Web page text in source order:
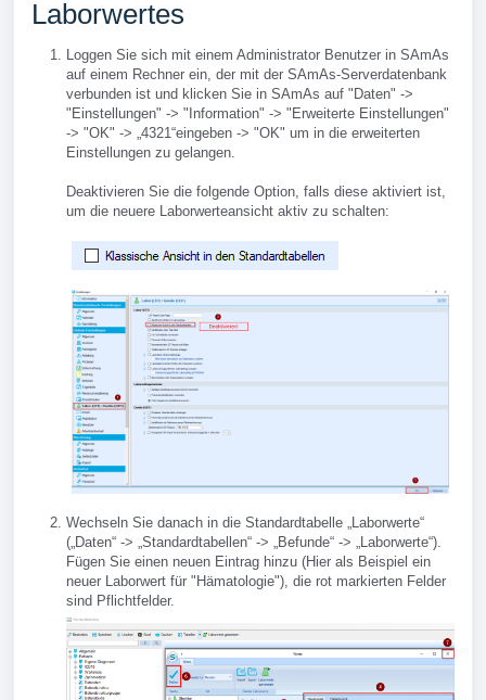
Laborwertes
Loggen Sie sich mit einem Administrator Benutzer in SAmAs
auf einem Rechner ein, der mit der SAmAs-Serverdatenbank
verbunden ist und klicken Sie in SAmAs auf "Daten" ->
"Einstellungen" -> "Information" -> "Erweiterte Einstellungen"
-> "OK" -> „4321“eingeben -> "OK" um in die erweiterten
Einstellungen zu gelangen.
Deaktivieren Sie die folgende Option, falls diese aktiviert ist,
um die neuere Laborwerteansicht aktiv zu schalten:
Wechseln Sie danach in die Standardtabelle „Laborwerte“
(„Daten“ -> „Standardtabellen“ -> „Befunde“ -> „Laborwerte“).
Fügen Sie einen neuen Eintrag hinzu (Hier als Beispiel ein
neuer Laborwert für "Hämatologie"), die rot markierten Felder
sind Pflichtfelder.